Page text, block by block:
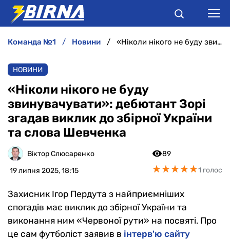
АНАЛІТИКА
ІНТЕРВ'Ю
РІЗНЕ
БУКМЕКЕРИ
команда №1 новини «Ніколи нікого не буду звинувачувати»: дебютант Зорі згадав виклик до збірної України та слова Шевченка
НОВИНИ
«Ніколи нікого не буду
звинувачувати»: дебютант Зорі
згадав виклик до збірної України
та слова Шевченка
Віктор Слюсаренко
19 липня 2025, 18:15
89
★★★★★
★★★★★1 голос
Захисник Ігор Пердута з найприємніших
спогадів має виклик до збірної України та
виконання ним «Червоної рути» на посвяті. Про
це сам футболіст заявив в інтерв'ю сайту